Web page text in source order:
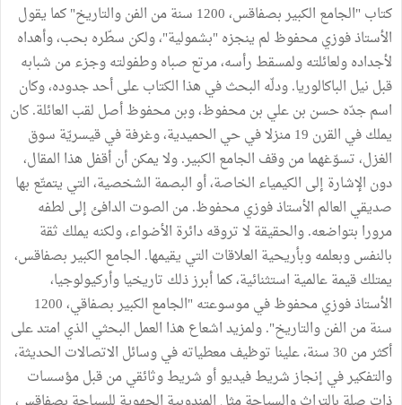
كتاب "الجامع الكبير بصفاقس، 1200 سنة من الفن والتاريخ" كما يقول
الأستاذ فوزي محفوظ لم ينجزه "بشمولية"، ولكن سطّره بحب، وأهداه
لأجداده ولعائلته ولمسقط رأسه، مرتع صباه وطفولته وجزء من شبابه
قبل نيل الباكالوريا. ودلّه البحث في هذا الكتاب على أحد جدوده، وكان
اسم جدّه حسن بن علي بن محفوظ، وبن محفوظ أصل لقب العائلة. كان
يملك في القرن 19 منزلا في حي الحميدية، وغرفة في قيسريّة سوق
الغزل، تسوّغهما من وقف الجامع الكبير. ولا يمكن أن أقفل هذا المقال،
دون الإشارة إلى الكيمياء الخاصة، أو البصمة الشخصية، التي يتمتّع بها
صديقي العالم الأستاذ فوزي محفوظ. من الصوت الدافئ إلى لطفه
مرورا بتواضعه. والحقيقة لا تروقه دائرة الأضواء، ولكنه يملك ثقة
بالنفس وبعلمه وبأريحية العلاقات التي يقيمها. الجامع الكبير بصفاقس،
يمتلك قيمة عالمية استثنائية، كما أبرز ذلك تاريخيا وأركيولوجيا،
الأستاذ فوزي محفوظ في موسوعته "الجامع الكبير بصفاقي، 1200
سنة من الفن والتاريخ". ولمزيد اشعاع هذا العمل البحثي الذي امتد على
أكثر من 30 سنة، علينا توظيف معطياته في وسائل الاتصالات الحديثة،
والتفكير في إنجاز شريط فيديو أو شريط وثائقي من قبل مؤسسات